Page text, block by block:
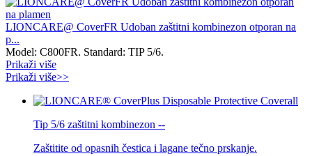
LIONCARE@ CoverFR Udoban zaštitni kombinezon otporan na
p...
Model: C800FR. Standard: TIP 5/6.
Prikaži više
Prikaži više>>
Tip 5/6 zaštitni kombinezon --
Zaštitite od opasnih čestica i lagane tečno prskanje.